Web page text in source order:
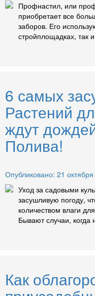
Профнастил, или
приобретает все
заборов. Его
стройплощадках, так
6 самых
Растений
ждут
Полива!
Опубликовано: 21
Уход за садовыми
засушливую погоду,
количеством влаги
Бывают случаи, когда
Как